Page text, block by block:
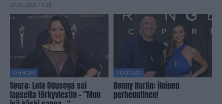
29.06.2026 13.25
OHHOH!
Seura: Lola Odusoga sai
lapselta törkyviestin – ”Mun
PODCAST
Renny Harlin: iloinen
perheuutinen!